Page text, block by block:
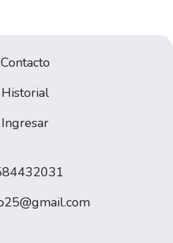
Contacto
Historial
Ingresar